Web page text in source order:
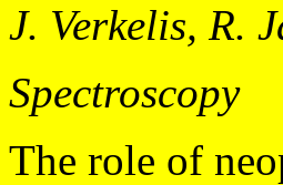
J. Verkelis, R.
Spectroscopy
The role of